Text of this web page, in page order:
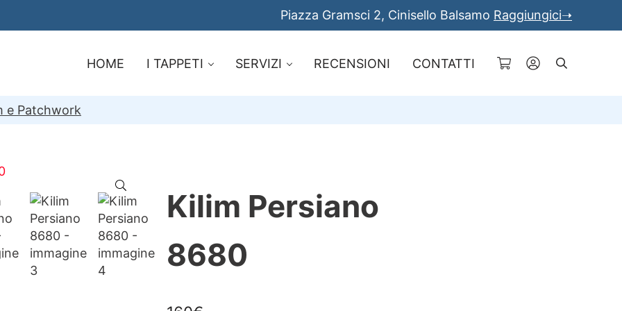
Piazza Gramsci 2, Cinisello Balsamo Raggiungici➝
HOME I TAPPETI SERVIZI RECENSIONI CONTATTI Cerca
e Patchwork
🔍
Kilim Persiano
8680